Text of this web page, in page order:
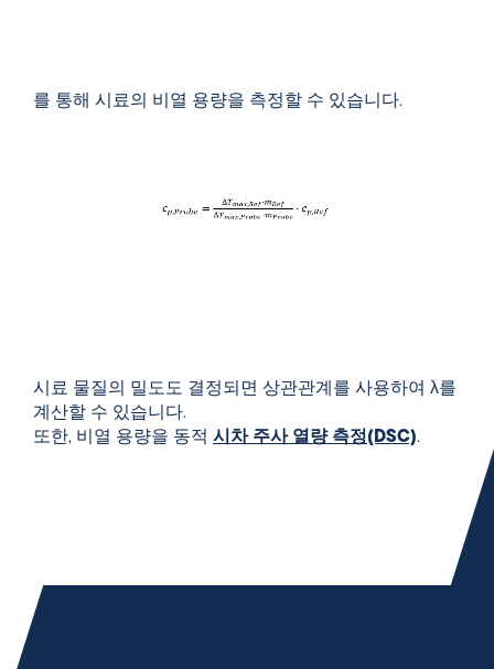
를 통해 시료의 비열 용량을 측정할 수 있습니다.
시료 물질의 밀도도 결정되면 상관관계를 사용하여 λ를
계산할 수 있습니다.
또한, 비열 용량을 동적 시차 주사 열량 측정(DSC).